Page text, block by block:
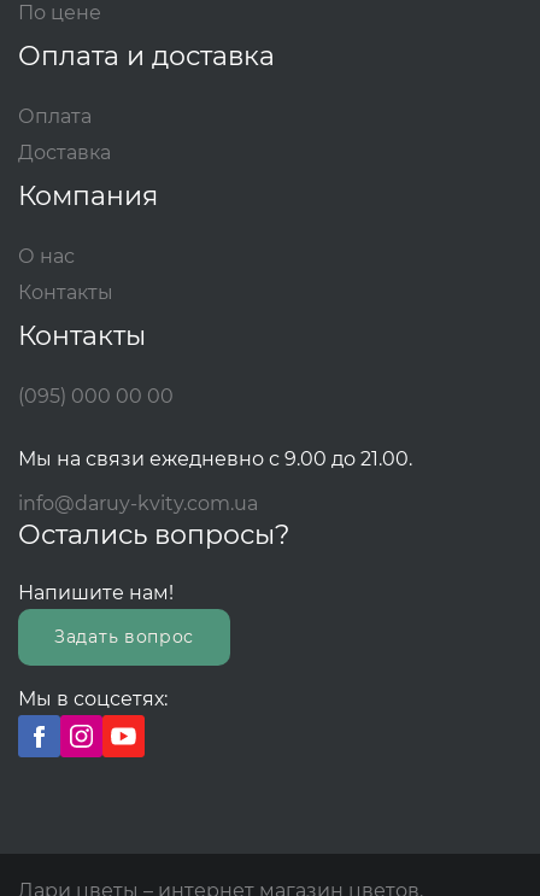
По цене
Оплата и доставка
Оплата
Доставка
Компания
О нас
Контакты
Контакты
(095) 000 00 00
Мы на связи ежедневно с 9.00 до 21.00.
info@daruy-kvity.com.ua
Остались вопросы?
Напишите нам!
Задать вопрос
Мы в соцсетях:
Дари цветы – интернет магазин цветов.